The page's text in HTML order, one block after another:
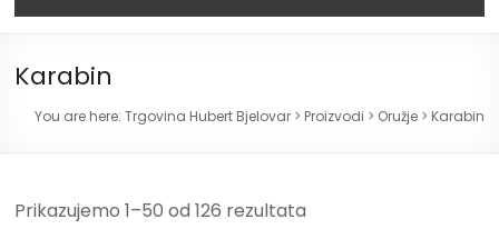
Karabin
You are here: Trgovina Hubert Bjelovar> Proizvodi > Oružje> Karabin
Prikazujemo 1–50 od 126 rezultata